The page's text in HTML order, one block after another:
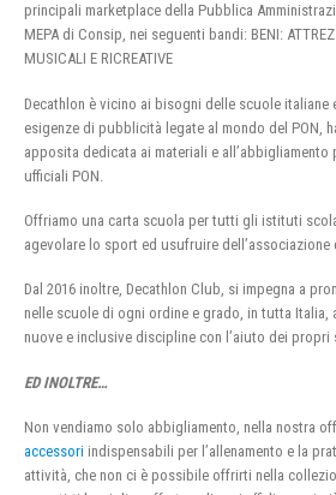
principali marketplace della Pubblica
MEPA di Consip, nei seguenti bandi: BENI:
MUSICALI E RICREATIVE
Decathlon è vicino ai bisogni delle scuole italiane
esigenze di pubblicità legate al mondo del PON,
apposita dedicata ai materiali e
ufficiali PON.
Offriamo una carta scuola per tutti gli istituti
agevolare lo sport ed usufruire dell’associazione
Dal 2016 inoltre, Decathlon Club, si impegna a
nelle scuole di ogni ordine e grado, in tutta Italia,
nuove e inclusive discipline con l’aiuto dei
ED INOLTRE…
Non vendiamo solo abbigliamento, nella nostra
accessori indispensabili per l’allenamento e la
attività, che non ci è possibile offrirti nella